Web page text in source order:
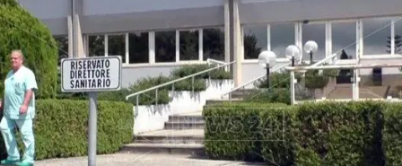
Attualità
Economia e lavoro
Italia Mondo